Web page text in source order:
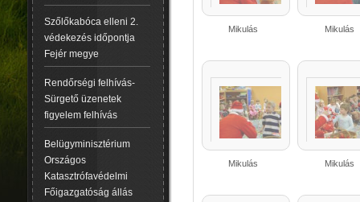
Szőlőkabóca elleni 2.
védekezés időpontja
Fejér megye
Rendőrségi felhívás-
Sürgető üzenetek
figyelem felhívás
Belügyminisztérium
Országos
Katasztrófavédelmi
Főigazgatóság állás
Mikulás Mikulás
Mikulás Mikulás